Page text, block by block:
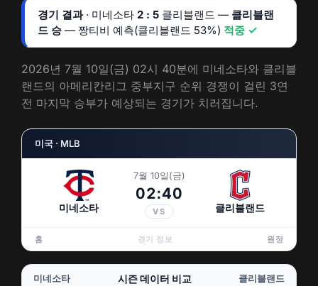
경기 결과· 미네소타 2 : 5 클리블랜드 — 클리블랜
드 승 — 짱티비 예측(클리블랜드 53%) 적중 ✓
2026년 7월 10일(금) 02시 40분에 미네소타와 클리블
랜드의 아메리칸리그 중부지구 순위 경쟁이 걸린 3연
전 마지막 승부가 예상되는 경기가 치러집니다.
미국 · MLB
미네소타
7월 10일(금)
02:40
VS 클리블랜드
홈 경기 정보 원정
미네소타 시즌 데이터 비교 클리블랜드